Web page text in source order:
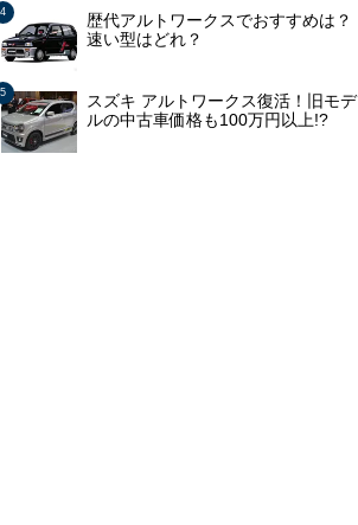
歴代アルトワークスでおすすめは？
速い型はどれ？
スズキ アルトワークス復活！旧モデ
ルの中古車価格も100万円以上!?